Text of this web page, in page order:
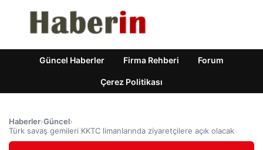
Güncel Haberler Firma Rehberi Forum
Çerez Politikası
Haberler›Güncel›
Türk savaş gemileri KKTC limanlarında ziyaretçilere açık olacak